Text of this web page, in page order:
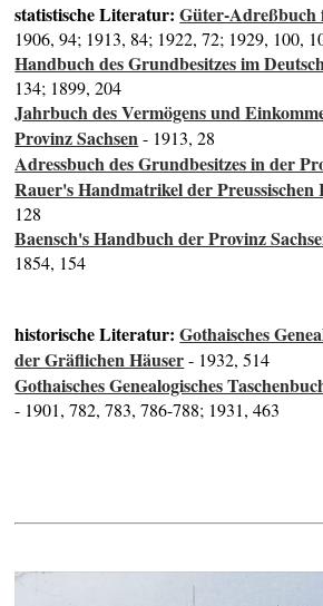
statistische Literatur:Güter-Adreßbuch
1906, 94; 1913, 84; 1922, 72; 1929, 100,
Handbuch des Grundbesitzes im
134; 1899, 204
Jahrbuch des Vermögens und
Provinz Sachsen- 1913, 28
Adressbuch des Grundbesitzes in der
Rauer's Handmatrikel der
128
Baensch's Handbuch der Provinz
1854, 154
historische Literatur:Gothaisches
der Gräflichen Häuser- 1932, 514
Gothaisches Genealogisches
- 1901, 782, 783, 786-788; 1931, 463